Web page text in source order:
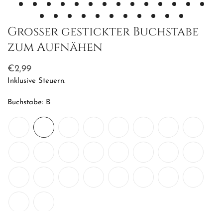
Großer gestickter Buchstabe
zum Aufnähen
Regulärer
Preis
€2,99
Inklusive Steuern.
Buchstabe: B